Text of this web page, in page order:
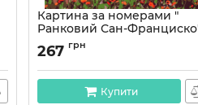
Картина за номерами "
Ранковий Сан-
Ідейка KHO3596 50х50 см
Артикул:
267 грн
Купити